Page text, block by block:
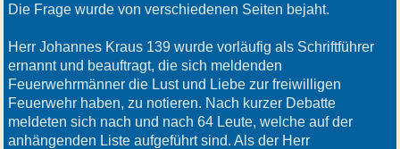
Die Frage wurde von verschiedenen Seiten bejaht.
Herr Johannes Kraus 139 wurde vorläufig als Schriftführer
ernannt und beauftragt, die sich meldenden
Feuerwehrmänner die Lust und Liebe zur freiwilligen
Feuerwehr haben, zu notieren. Nach kurzer Debatte
meldeten sich nach und nach 64 Leute, welche auf der
anhängenden Liste aufgeführt sind. Als der Herr